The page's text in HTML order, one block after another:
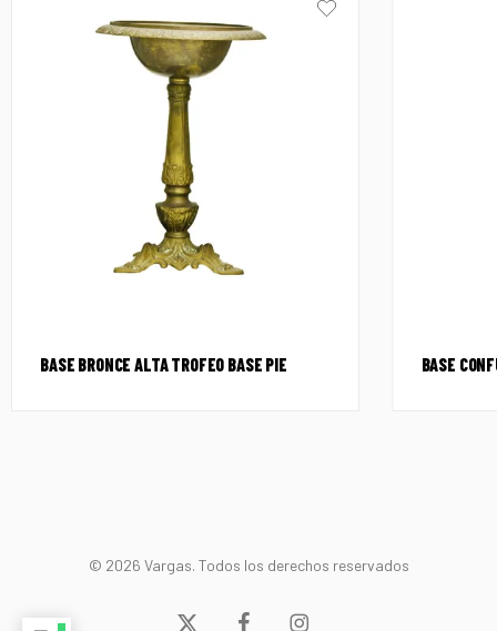
BASE BRONCE ALTA TROFEO BASE PIE BASE
© 2026 Vargas. Todos los derechos reservados
x- facebookinstagram